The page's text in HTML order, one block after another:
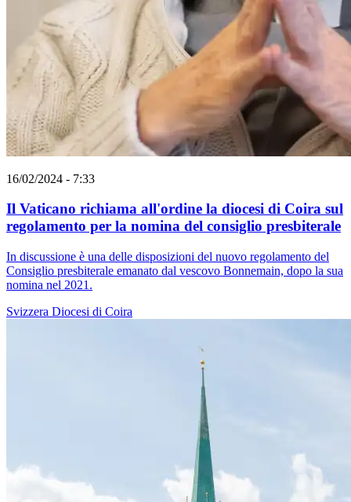
16/02/2024 - 7:33
Il Vaticano richiama all'ordine la diocesi di Coira sul
regolamento per la nomina del consiglio presbiterale
In discussione è una delle disposizioni del nuovo regolamento del
Consiglio presbiterale emanato dal vescovo Bonnemain, dopo la sua
nomina nel 2021.
Svizzera Diocesi di Coira